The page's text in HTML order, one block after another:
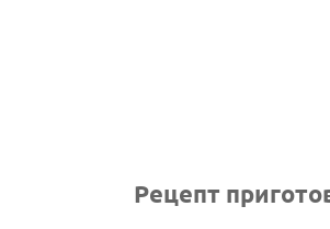
Рецепт